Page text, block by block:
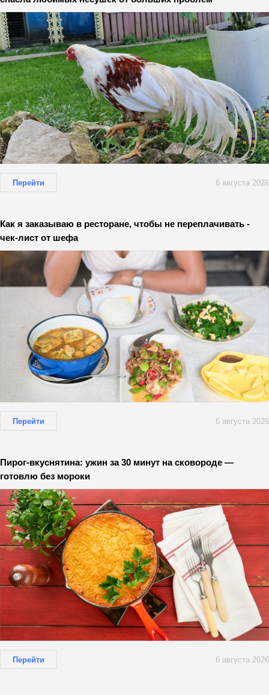
Перейти 6 августа 2026
Как я заказываю в ресторане, чтобы не переплачивать -
чек-лист от шефа
Перейти 6 августа 2026
Пирог-вкуснятина: ужин за 30 минут на сковороде —
готовлю без мороки
Перейти 6 августа 2026